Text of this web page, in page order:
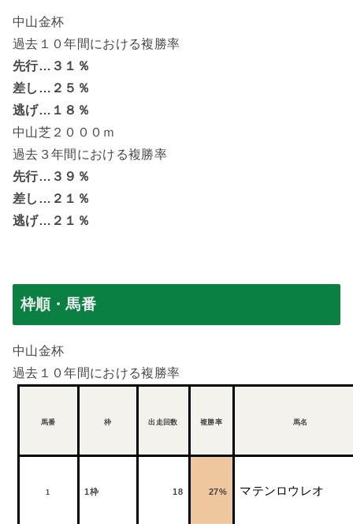
中山金杯
過去１０年間における複勝率
先行…３１％
差し…２５％
逃げ…１８％
中山芝２０００ｍ
過去３年間における複勝率
先行…３９％
差し…２１％
逃げ…２１％
枠順・馬番
中山金杯
過去１０年間における複勝率
馬番 枠 出走回数 複勝率 馬名
1 1枠 18 27% マテンロウレオ